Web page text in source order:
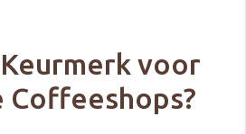
voor
Coffeeshops?